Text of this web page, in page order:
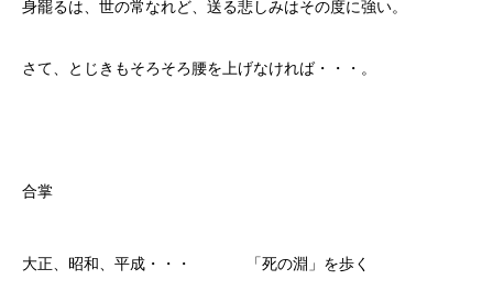
身罷るは、世の常なれど、送る悲しみはその度に強い。
さて、とじきもそろそろ腰を上げなければ・・・。
合掌
大正、昭和、平成・・・ 「死の淵」を歩く